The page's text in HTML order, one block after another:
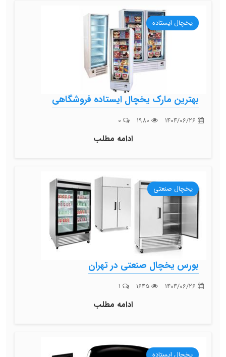
یخچال ایستاده
بهترین مارک یخچال ایستاده فروشگاهی
ادامه مطلب
یخچال صنعتی
بورس یخچال صنعتی در تهران
ادامه مطلب
یخچال ایستاده